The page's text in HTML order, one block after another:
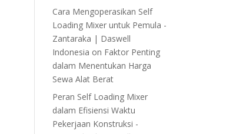
Cara Mengoperasikan Self
Loading Mixer untuk Pemula -
Zantaraka | Daswell
Indonesia on Faktor Penting
dalam Menentukan Harga
Sewa Alat Berat
Peran Self Loading Mixer
dalam Efisiensi Waktu
Pekerjaan Konstruksi -